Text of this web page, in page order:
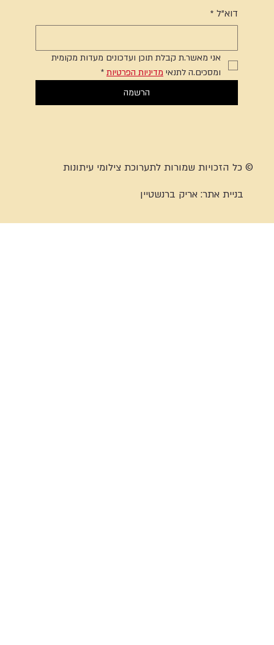
דוא"ל *
אני מאשר.ת קבלת תוכן ועדכונים מעדות מקומית
ומסכים.ה לתנאי מדיניות הפרטיות *
הרשמה
© כל הזכויות שמורות לתערוכת צילומי עיתונות
בניית אתר:אריק ברנשטיין